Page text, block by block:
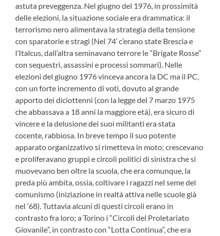
astuta preveggenza. Nel giugno del 1976, in prossimità
delle elezioni, la situazione sociale era drammatica: il
terrorismo nero alimentava la strategia della tensione
con sparatorie e stragi (Nel 74’ c’erano state Brescia e
l’Italcus, dall’altra seminavano terrore le “Brigate Rosse”
con sequestri, assassini e processi sommari). Nelle
elezioni del giugno 1976 vinceva ancora la DC ma il PC,
con un forte incremento di voti, dovuto al grande
apporto dei diciottenni (con la legge del 7 marzo 1975
che abbassava a 18 anni la maggiore età), era sicuro di
vincere e la delusione dei suoi militanti era stata
cocente, rabbiosa. In breve tempo il suo potente
apparato organizzativo si rimetteva in moto; crescevano
e proliferavano gruppi e circoli politici di sinistra che si
muovevano ben oltre la scuola, che era comunque, la
preda più ambita, ossia, coltivare i ragazzi nel seme del
comunismo (iniziazione in realtà attiva nelle scuole già
nel ’68). Tuttavia alcuni di questi circoli erano in
contrasto fra loro; a Torino i “Circoli del Proletariato
Giovanile”, in contrasto con “Lotta Continua”, che era